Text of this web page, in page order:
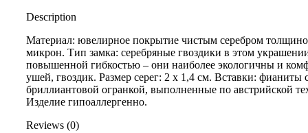
Description
Материал: ювелирное покрытие чистым серебром
микрон. Тип замка: серебряные гвоздики в этом
повышенной гибкостью – они наиболее экологичны и
ушей, гвоздик. Размер серег: 2 x 1,4 см. Вставки: фианиты
бриллиантовой огранкой, выполненные по австрийской
Изделие гипоаллергенно.
Reviews (0)